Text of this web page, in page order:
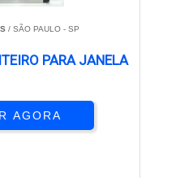
/ SÃO PAULO - SP
PARA JANELA
AGORA